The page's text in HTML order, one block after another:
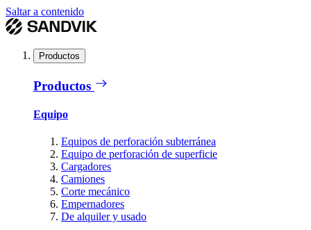
Saltar a contenido
Productos
Productos
Equipo
Equipos de perforación subterránea
Equipo de perforación de superficie
Cargadores
Camiones
Corte mecánico
Empernadores
De alquiler y usado